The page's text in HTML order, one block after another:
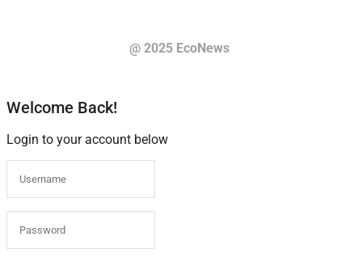
@ 2025 EcoNews
Welcome Back!
Login to your account below